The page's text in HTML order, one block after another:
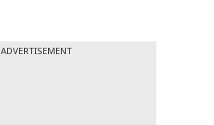
ADVERTISEMENT